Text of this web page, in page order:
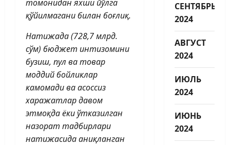
томонидан яхши йўлга
қўйилмагани билан боғлиқ.
Натижада (728,7 млрд.
сўм) бюджет интизомини
бузиш, пул ва товар
моддий бойликлар
камомади ва асоссиз
харажатлар давом
этмоқда ёки ўтказилган
назорат тадбирлари
натижасида аниқланган
СЕНТЯБРЬ
2024
АВГУСТ
2024
ИЮЛЬ
2024
ИЮНЬ
2024